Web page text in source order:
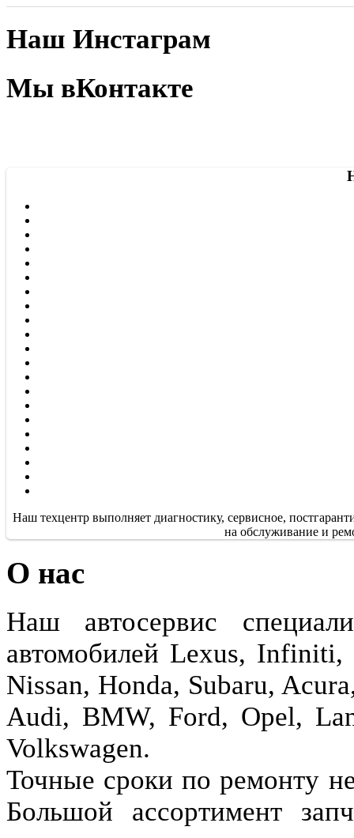
Наш Инстаграм
Мы вКонтакте
Наш техцентр выполняет диагностику, сервисное,
на обслуживание и
О нас
Наш автосервис
автомобилей Lexus,
Nissan, Honda, Subaru,
Audi, BMW, Ford, Opel,
Volkswagen.
Точные сроки по ремонту
Большой ассортимент